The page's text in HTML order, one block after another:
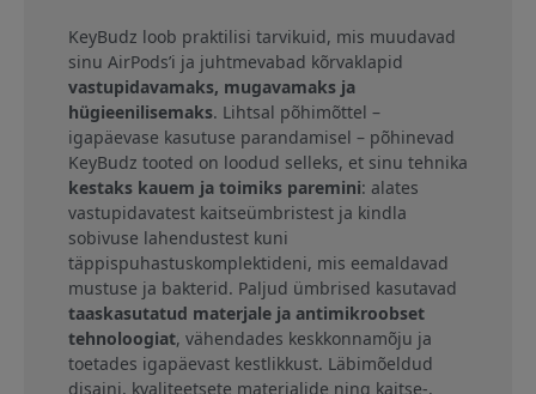
KeyBudz loob praktilisi tarvikuid, mis muudavad
sinu AirPods’i ja juhtmevabad kõrvaklapid
vastupidavamaks, mugavamaks ja
hügieenilisemaks. Lihtsal põhimõttel –
igapäevase kasutuse parandamisel – põhinevad
KeyBudz tooted on loodud selleks, et sinu tehnika
kestaks kauem ja toimiks paremini: alates
vastupidavatest kaitseümbristest ja kindla
sobivuse lahendustest kuni
täppispuhastuskomplektideni, mis eemaldavad
mustuse ja bakterid. Paljud ümbrised kasutavad
taaskasutatud materjale ja antimikroobset
tehnoloogiat, vähendades keskkonnamõju ja
toetades igapäevast kestlikkust. Läbimõeldud
disaini, kvaliteetsete materjalide ning kaitse-,